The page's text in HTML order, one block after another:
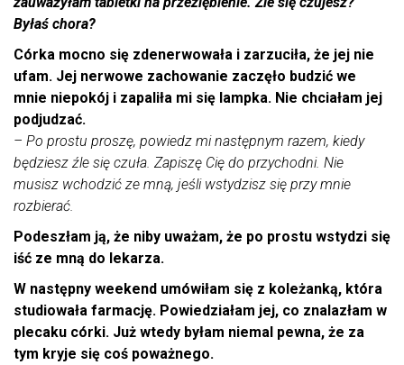
Byłaś chora?
Córka mocno się zdenerwowała i zarzuciła, że jej nie
ufam. Jej nerwowe zachowanie zaczęło budzić we
mnie niepokój i zapaliła mi się lampka. Nie chciałam jej
podjudzać.
– Po prostu proszę, powiedz mi następnym razem, kiedy
będziesz źle się czuła. Zapiszę Cię do przychodni. Nie
musisz wchodzić ze mną, jeśli wstydzisz się przy mnie
rozbierać.
Podeszłam ją, że niby uważam, że po prostu wstydzi się
iść ze mną do lekarza.
W następny weekend umówiłam się z koleżanką, która
studiowała farmację. Powiedziałam jej, co znalazłam w
plecaku córki. Już wtedy byłam niemal pewna, że za
tym kryje się coś poważnego.